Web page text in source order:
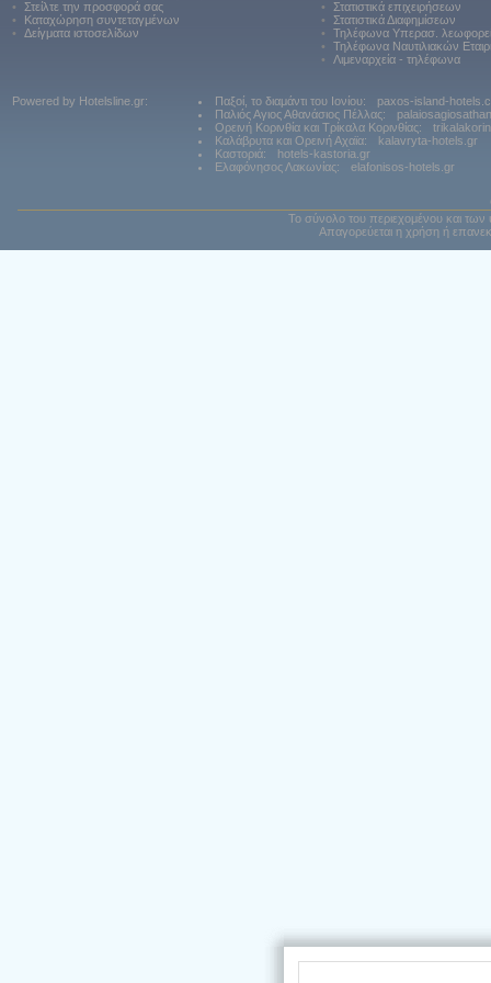
•
Στείλτε την προσφορά σας
•
Καταχώρηση συντεταγμένων
•
Δείγματα ιστοσελίδων
•
Στατιστικά επιχειρήσεων
•
Στατιστικά Διαφημίσεων
•
Τηλέφωνα Υπερασ.
•
Τηλέφωνα Ναυτιλιακών
•
Λιμεναρχεία - τηλέφωνα
Powered by Hotelsline.gr: Παξοί, το διαμάντι του Ιονίου:
paxos-island-
Παλιός Αγιος Αθανάσιος Πέλλας:
Ορεινή Κορινθία και Τρίκαλα Κορινθίας:
Καλάβρυτα και Ορεινή Αχαϊα:
kalavryta-hotels.gr
Καστοριά:
hotels-kastoria.gr
Ελαφόνησος Λακωνίας:
elafonisos-hotels.gr
Το σύνολο του περιεχομένου και των
Απαγορεύεται η χρήση ή